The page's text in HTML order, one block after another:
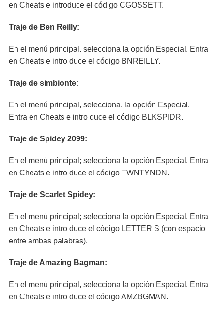
en Cheats e introduce el código CGOSSETT.
Traje de Ben Reilly:
En el menú principal, selecciona la opción Especial. Entra
en Cheats e intro duce el código BNREILLY.
Traje de simbionte:
En el menú principal, selecciona. la opción Especial.
Entra en Cheats e intro duce el código BLKSPIDR.
Traje de Spidey 2099:
En el menú principal; selecciona la opción Especial. Entra
en Cheats e intro duce el código TWNTYNDN.
Traje de Scarlet Spidey:
En el menú principal; selecciona la opción Especial. Entra
en Cheats e intro duce el código LETTER S (con espacio
entre ambas palabras).
Traje de Amazing Bagman:
En el menú principal, selecciona la opción Especial. Entra
en Cheats e intro duce el código AMZBGMAN.